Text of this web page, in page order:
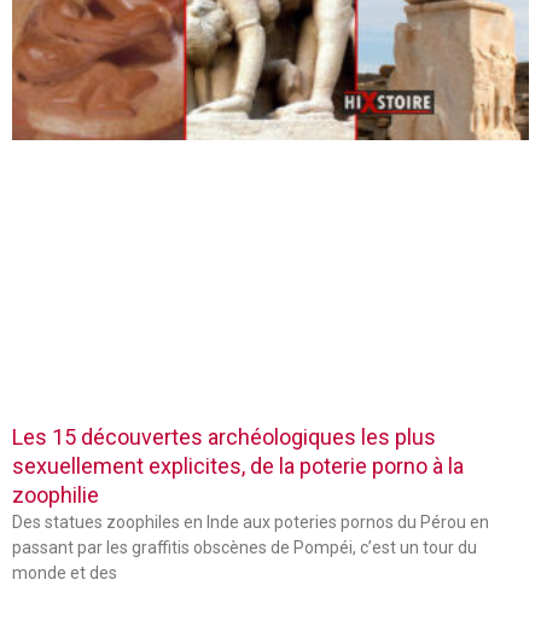
Les 15 découvertes archéologiques les plus
sexuellement explicites, de la poterie porno à la
zoophilie
Des statues zoophiles en Inde aux poteries pornos du Pérou en
passant par les graffitis obscènes de Pompéi, c’est un tour du
monde et des